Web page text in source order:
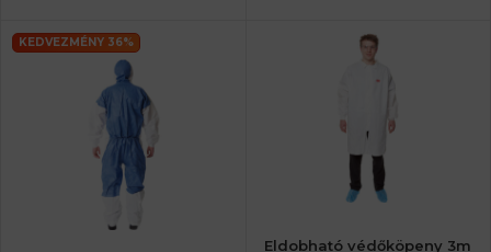
KEDVEZMÉNY 36%
Eldobható védőköpeny 3m